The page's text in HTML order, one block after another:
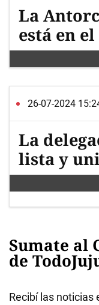
La
está en
26-07-2024
La
lista y
Sumate al
de
Recibí las noticias